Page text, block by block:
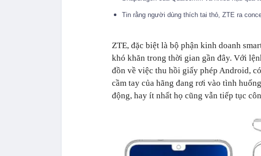
Tin rằng người dùng thích tai thỏ, ZTE ra
ZTE, đặc biệt là bộ phận kinh doanh
khó khăn trong thời gian gần đây. Với
đồn về việc thu hồi giấy phép Android,
cầm tay của hãng đang rơi vào tình
động, hay ít nhất họ cũng vẫn tiếp tục